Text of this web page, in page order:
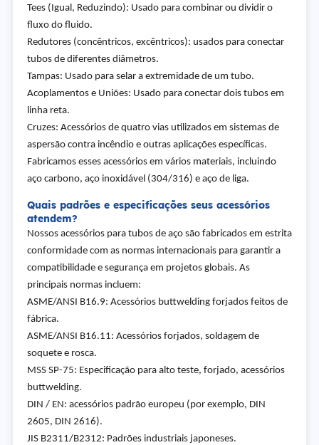
Tees (Igual, Reduzindo): Usado para combinar ou dividir o
fluxo do fluido.
Redutores (concêntricos, excêntricos): usados para conectar
tubos de diferentes diâmetros.
Tampas: Usado para selar a extremidade de um tubo.
Acoplamentos e Uniões: Usado para conectar dois tubos em
linha reta.
Cruzes: Acessórios de quatro vias utilizados em sistemas de
aspersão contra incêndio e outras aplicações específicas.
Fabricamos esses acessórios em vários materiais, incluindo
aço carbono, aço inoxidável (304/316) e aço de liga.
Quais padrões e especificações seus acessórios
atendem?
Nossos acessórios para tubos de aço são fabricados em estrita
conformidade com as normas internacionais para garantir a
compatibilidade e segurança em projetos globais. As
principais normas incluem:
ASME/ANSI B16.9: Acessórios buttwelding forjados feitos de
fábrica.
ASME/ANSI B16.11: Acessórios forjados, soldagem de
soquete e rosca.
MSS SP-75: Especificação para alto teste, forjado, acessórios
buttwelding.
DIN / EN: acessórios padrão europeu (por exemplo, DIN
2605, DIN 2616).
JIS B2311/B2312: Padrões industriais japoneses.